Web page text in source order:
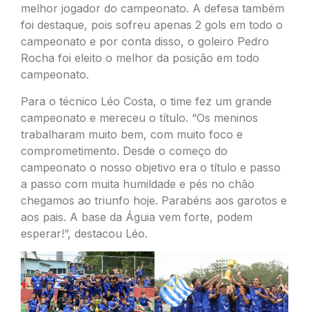
melhor jogador do campeonato. A defesa também
foi destaque, pois sofreu apenas 2 gols em todo o
campeonato e por conta disso, o goleiro Pedro
Rocha foi eleito o melhor da posição em todo
campeonato.
Para o técnico Léo Costa, o time fez um grande
campeonato e mereceu o título. “Os meninos
trabalharam muito bem, com muito foco e
comprometimento. Desde o começo do
campeonato o nosso objetivo era o título e passo
a passo com muita humildade e pés no chão
chegamos ao triunfo hoje. Parabéns aos garotos e
aos pais. A base da Águia vem forte, podem
esperar!”, destacou Léo.